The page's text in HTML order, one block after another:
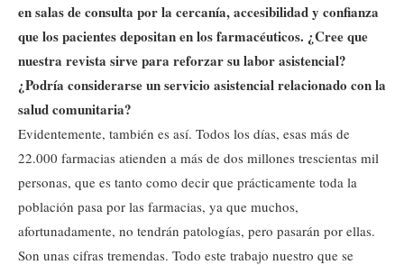
en salas de consulta por la cercanía, accesibilidad y confianza
que los pacientes depositan en los farmacéuticos. ¿Cree que
nuestra revista sirve para reforzar su labor asistencial?
¿Podría considerarse un servicio asistencial relacionado con la
salud comunitaria?
Evidentemente, también es así. Todos los días, esas más de
22.000 farmacias atienden a más de dos millones trescientas mil
personas, que es tanto como decir que prácticamente toda la
población pasa por las farmacias, ya que muchos,
afortunadamente, no tendrán patologías, pero pasarán por ellas.
Son unas cifras tremendas. Todo este trabajo nuestro que se